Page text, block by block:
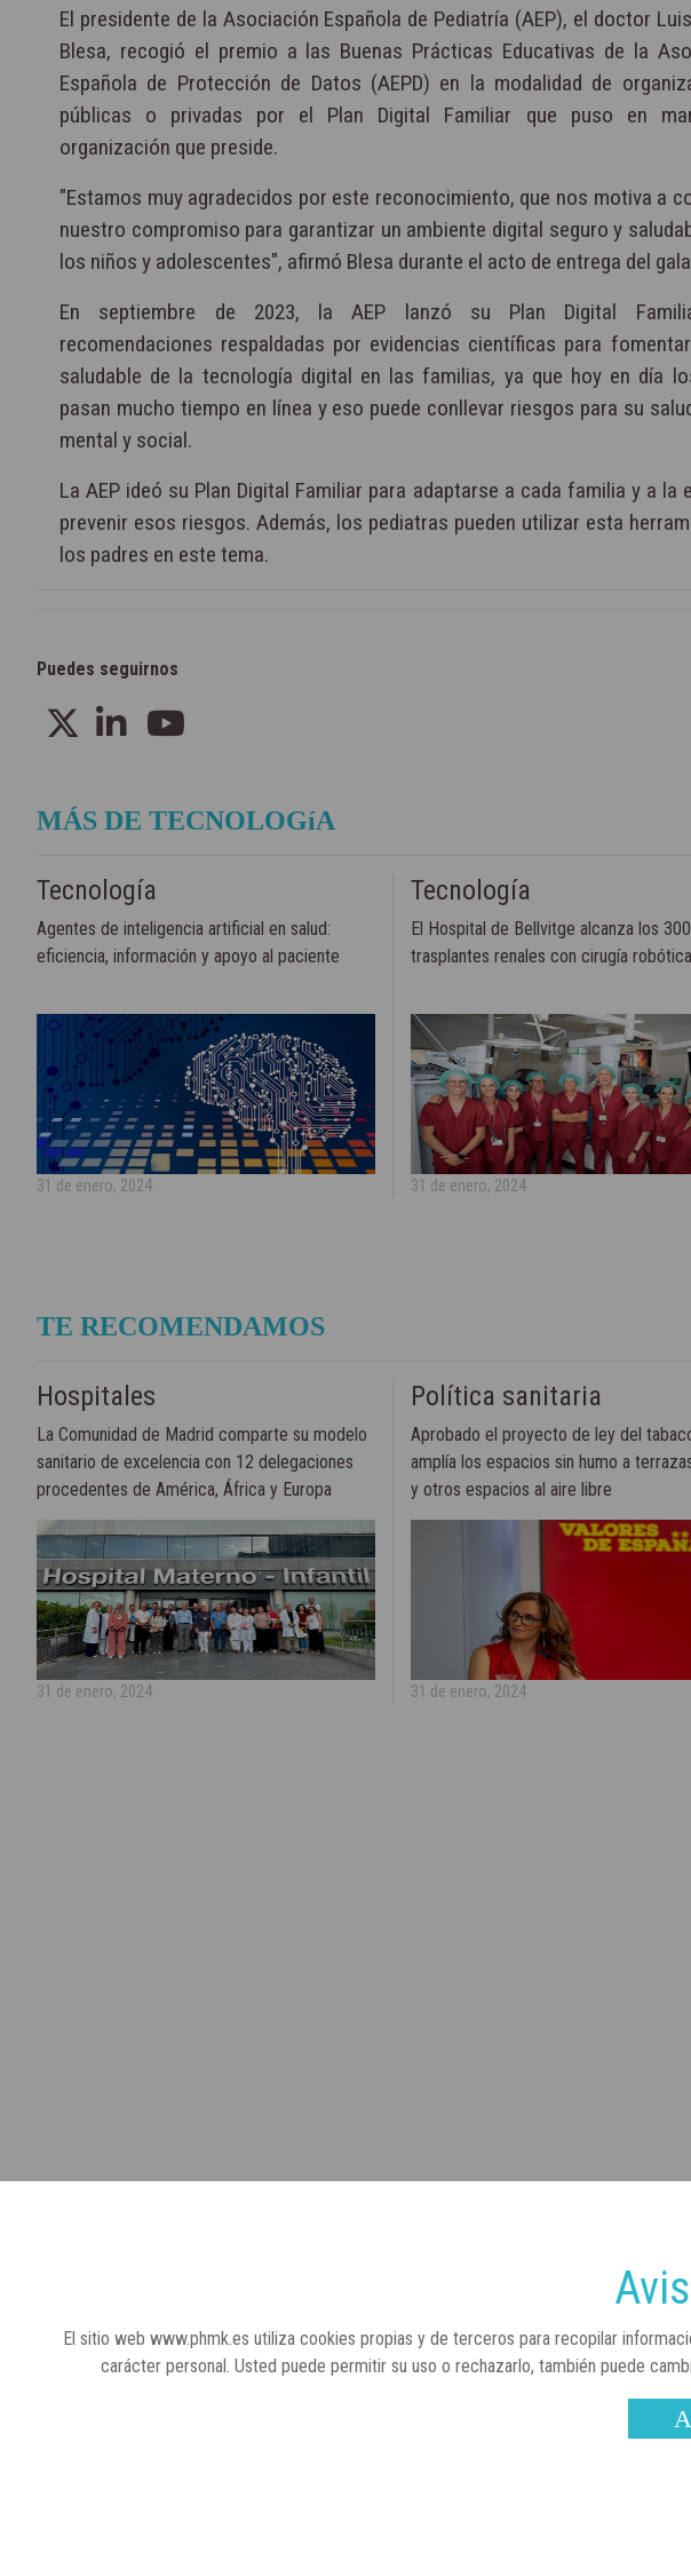
El presidente de la Asociación Española de Pediatría (AEP), el doctor
Blesa, recogió el premio a las Buenas Prácticas Educativas de la
Española de Protección de Datos (AEPD) en la modalidad de
públicas o privadas por el Plan Digital Familiar que puso en
organización que preside.
"Estamos muy agradecidos por este reconocimiento, que nos motiva a
nuestro compromiso para garantizar un ambiente digital seguro y
los niños y adolescentes", afirmó Blesa durante el acto de entrega del
En septiembre de 2023, la AEP lanzó su Plan Digital
recomendaciones respaldadas por evidencias científicas para
saludable de la tecnología digital en las familias, ya que hoy en día
pasan mucho tiempo en línea y eso puede conllevar riesgos para su
mental y social.
La AEP ideó su Plan Digital Familiar para adaptarse a cada familia y a
prevenir esos riesgos. Además, los pediatras pueden utilizar esta
los padres en este tema.
Puedes seguirnos
MÁS DE TECNOLOGíA
Tecnología
Agentes de inteligencia artificial en salud:
eficiencia, información y apoyo al paciente
31 de enero, 2024
Tecnología
El Hospital de Bellvitge alcanza los 300
trasplantes renales con cirugía robótica
31 de enero, 2024
TE RECOMENDAMOS
Hospitales
La Comunidad de Madrid comparte su modelo
sanitario de excelencia con 12 delegaciones
procedentes de América, África y Europa
31 de enero, 2024
Política sanitaria
Aprobado el proyecto de ley del
amplía los espacios sin humo a
y otros espacios al aire libre
31 de enero, 2024
El sitio web www.phmk.es utiliza cookies propias y de terceros para recopilar
carácter personal. Usted puede permitir su uso o rechazarlo, también puede